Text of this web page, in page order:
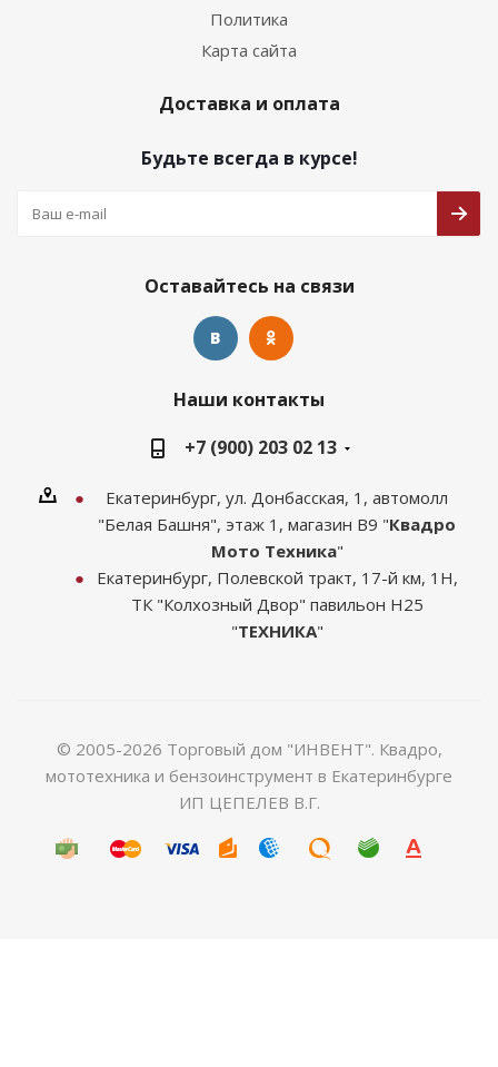
Политика
Карта сайта
Доставка и оплата
Будьте всегда в курсе!
Оставайтесь на связи
Наши контакты
+7 (900) 203 02 13
Екатеринбург, ул. Донбасская, 1, автомолл
"Белая Башня", этаж 1, магазин В9 "Квадро
Мото Техника"
Екатеринбург, Полевской тракт, 17-й км, 1Н,
ТК "Колхозный Двор" павильон Н25
"ТЕХНИКА"
© 2005-2026 Торговый дом "ИНВЕНТ". Квадро,
мототехника и бензоинструмент в Екатеринбурге
ИП ЦЕПЕЛЕВ В.Г.